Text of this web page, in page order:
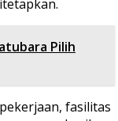
Pilih
fasilitas